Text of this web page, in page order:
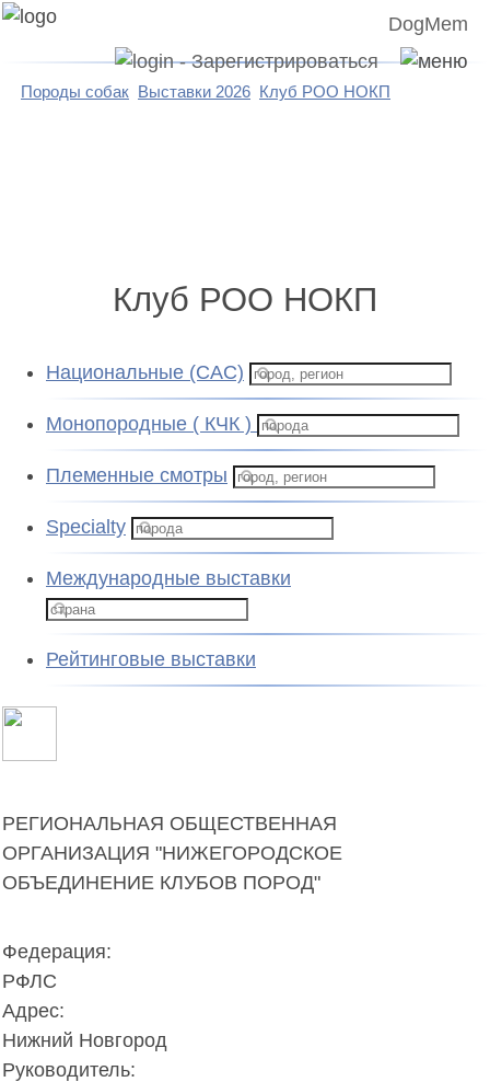
DogMem
Породы собак Выставки 2026 Клуб РОО НОКП
Клуб РОО НОКП
Национальные (CAC)
Монопородные ( КЧК )
Племенные смотры
Specialty
Международные выставки
Рейтинговые выставки
РЕГИОНАЛЬНАЯ ОБЩЕСТВЕННАЯ
ОРГАНИЗАЦИЯ "НИЖЕГОРОДСКОЕ
ОБЪЕДИНЕНИЕ КЛУБОВ ПОРОД"
Федерация:
РФЛС
Адрес:
Нижний Новгород
Руководитель: